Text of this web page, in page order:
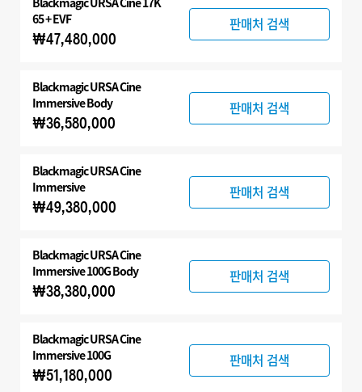
65 + EVF
₩47,480,000
판매처 검색
BlackmagicURSA Cine
Immersive Body
₩36,580,000
판매처 검색
BlackmagicURSA Cine
Immersive
₩49,380,000
판매처 검색
BlackmagicURSA Cine
Immersive 100G Body
₩38,380,000
판매처 검색
BlackmagicURSA Cine
Immersive 100G
₩51,180,000
판매처 검색